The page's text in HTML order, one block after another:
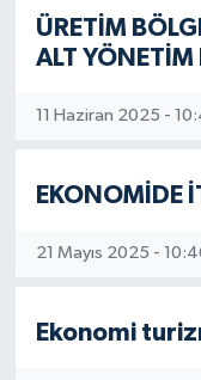
ÜRETİM
ALT YÖNETİM
11 Haziran 2025 -
EKONOMİDE
21 Mayıs 2025 -
Ekonomi